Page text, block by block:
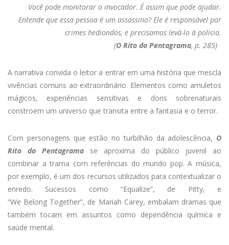
Você pode monitorar o invocador. É assim que pode ajudar.
Entende que essa pessoa é um assassino? Ele é responsável por
crimes hediondos, e precisamos levá-lo à polícia.
(O Rito do Pentagrama, p. 285)
A narrativa convida o leitor a entrar em uma história que mescla
vivências comuns ao extraordinário. Elementos como amuletos
mágicos, experiências sensitivas e dons sobrenaturais
constroem um universo que transita entre a fantasia e o terror.
Com personagens que estão no turbilhão da adolescência, O
Rito do Pentagrama se aproxima do público juvenil ao
combinar a trama com referências do mundo pop. A música,
por exemplo, é um dos recursos utilizados para contextualizar o
enredo. Sucessos como “Equalize”, de Pitty, e
“We Belong Together”, de Mariah Carey, embalam dramas que
também tocam em assuntos como dependência química e
saúde mental.